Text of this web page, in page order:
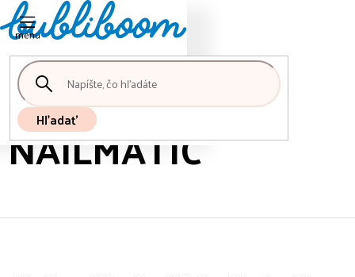
Prejsť
na
obsah
Hľadať
košík
NAILMATIC